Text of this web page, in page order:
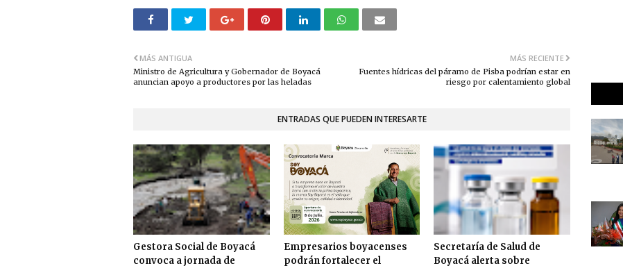
MÁS RECIENTE
Fuentes hídricas del páramo de Pisba podrían estar en
riesgo por calentamiento global
MÁS ANTIGUA
Ministro de Agricultura y Gobernador de Boyacá
anuncian apoyo a productores por las heladas
ENTRADAS QUE PUEDEN INTERESARTE
Gestora Social de Boyacá
convoca a jornada de
Empresarios boyacenses
podrán fortalecer el
Secretaría de Salud de
Boyacá alerta sobre